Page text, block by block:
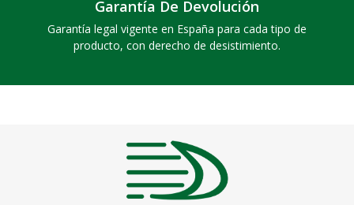
Garantía De Devolución
Garantía legal vigente en España para cada tipo de
producto, con derecho de desistimiento.